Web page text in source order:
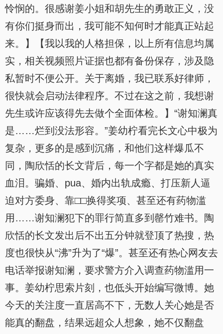
怜悯的。很感谢姜小姐和胡先生的勇敢正义，没
有你们挺身而出，我可能不知何时才能真正站起
来。】【我以我的人格担保，以上所有信息均属
实，相关视频照片证据也都有备份保存，涉及隐
私暂时不便公开。关于离婚，我已联系好律师，
很快就会启动法律程序。不过在这之前，我想谢
先生或许应该得先去做个全面体检。】“谢知澜真
是……烂到没法形容。”姜幼柠看完长文心中极为
复杂，更多的是感到沉痛，和他们这样爆瓜不
同，陶欣恬的长文背后，每一个字都是她的真实
血泪。骗婚、pua、婚内出轨成瘾、打压新人逼
迫对方委身、靠□□换得奖项、甚至还有药物滥
用……谢知澜犯下的罪行简直多到罄竹难书。陶
欣恬的长文发出后不出五分钟就登顶了热搜，热
度也很快从“沸”升为了“爆”。甚至还有热心网友去
电话举报谢知澜，要求警方介入调查药物滥用一
事。姜幼柠思索片刻，也低头开始编写微博。她
今天的关注度一直居高不下，无数人关心她是否
能真的翻盘，结果远超众人想象，她不仅翻盘